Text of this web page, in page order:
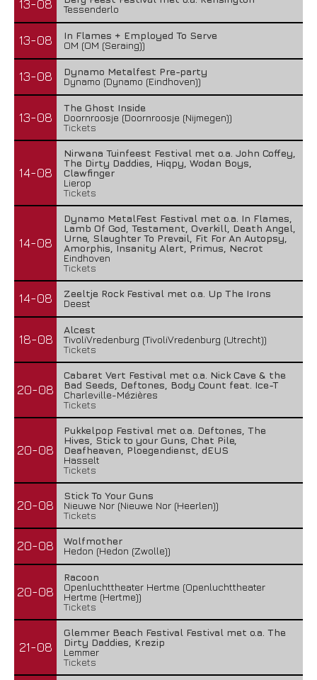
13-08
Tessenderlo
13-08
In Flames + Employed To Serve
OM (OM (Seraing))
13-08
Dynamo Metalfest Pre-party
Dynamo (Dynamo (Eindhoven))
13-08
The Ghost Inside
Doornroosje (Doornroosje (Nijmegen))
Tickets
14-08
Nirwana Tuinfeest Festival met o.a. John Coffey,
The Dirty Daddies, Hiqpy, Wodan Boys,
Clawfinger
Lierop
Tickets
14-08
Dynamo MetalFest Festival met o.a. In Flames,
Lamb Of God, Testament, Overkill, Death Angel,
Urne, Slaughter To Prevail, Fit For An Autopsy,
Amorphis, Insanity Alert, Primus, Necrot
Eindhoven
Tickets
14-08
Zeeltje Rock Festival met o.a. Up The Irons
Deest
18-08
Alcest
TivoliVredenburg (TivoliVredenburg (Utrecht))
Tickets
20-08
Cabaret Vert Festival met o.a. Nick Cave & the
Bad Seeds, Deftones, Body Count feat. Ice-T
Charleville-Mézières
Tickets
20-08
Pukkelpop Festival met o.a. Deftones, The
Hives, Stick to your Guns, Chat Pile,
Deafheaven, Ploegendienst, dEUS
Hasselt
Tickets
20-08
Stick To Your Guns
Nieuwe Nor (Nieuwe Nor (Heerlen))
Tickets
20-08
Wolfmother
Hedon (Hedon (Zwolle))
20-08
Racoon
Openluchttheater Hertme (Openluchttheater
Hertme (Hertme))
Tickets
21-08
Glemmer Beach Festival Festival met o.a. The
Dirty Daddies, Krezip
Lemmer
Tickets